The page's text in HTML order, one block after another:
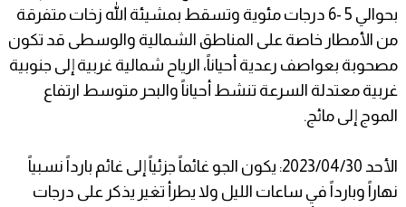
بحوالي 5 -6 درجات مئوية وتسقط بمشيئة الله زخات متفرقة
من الأمطار خاصة على المناطق الشمالية والوسطى قد تكون
مصحوبة بعواصف رعدية أحياناً، الرياح شمالية غربية إلى جنوبية
غربية معتدلة السرعة تنشط أحياناً والبحر متوسط ارتفاع
الموج إلى مائج.
الأحد 2023/04/30: يكون الجو غائماً جزئياً إلى غائم بارداً نسبياً
نهاراً وبارداً في ساعات الليل ولا يطرأ تغير يذكر على درجات